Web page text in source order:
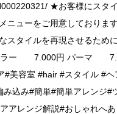
★お客様にスタ
ニューをご用意しておりま
スタイルを再現させるため
ラー 7.000円 パーマ
#美容室 #hair #スタイル #ヘ
込み#簡単#簡単アレンジ#
アレンジ解説#おしゃれへ